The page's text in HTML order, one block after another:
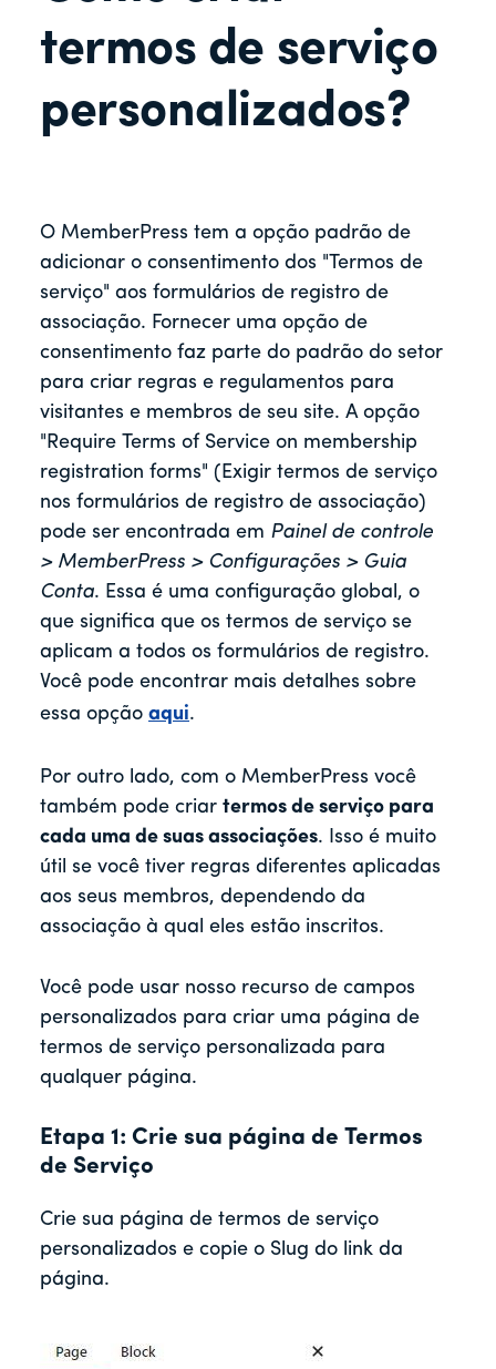
termos de serviço
personalizados?
O MemberPress tem a opção padrão de
adicionar o consentimento dos "Termos de
serviço" aos formulários de registro de
associação. Fornecer uma opção de
consentimento faz parte do padrão do setor
para criar regras e regulamentos para
visitantes e membros de seu site. A opção
"Require Terms of Service on membership
registration forms" (Exigir termos de serviço
nos formulários de registro de associação)
pode ser encontrada em Painel de controle
> MemberPress > Configurações > Guia
Conta. Essa é uma configuração global, o
que significa que os termos de serviço se
aplicam a todos os formulários de registro.
Você pode encontrar mais detalhes sobre
essa opção aqui.
Por outro lado, com o MemberPress você
também pode criar termos de serviço para
cada uma de suas associações. Isso é muito
útil se você tiver regras diferentes aplicadas
aos seus membros, dependendo da
associação à qual eles estão inscritos.
Você pode usar nosso recurso de campos
personalizados para criar uma página de
termos de serviço personalizada para
qualquer página.
Etapa 1: Crie sua página de Termos
de Serviço
Crie sua página de termos de serviço
personalizados e copie o Slug do link da
página.